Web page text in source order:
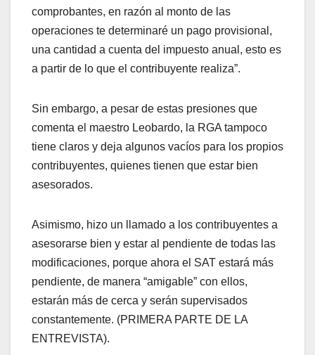
comprobantes, en razón al monto de las
operaciones te determinaré un pago provisional,
una cantidad a cuenta del impuesto anual, esto es
a partir de lo que el contribuyente realiza”.
Sin embargo, a pesar de estas presiones que
comenta el maestro Leobardo, la RGA tampoco
tiene claros y deja algunos vacíos para los propios
contribuyentes, quienes tienen que estar bien
asesorados.
Asimismo, hizo un llamado a los contribuyentes a
asesorarse bien y estar al pendiente de todas las
modificaciones, porque ahora el SAT estará más
pendiente, de manera “amigable” con ellos,
estarán más de cerca y serán supervisados
constantemente. (PRIMERA PARTE DE LA
ENTREVISTA).